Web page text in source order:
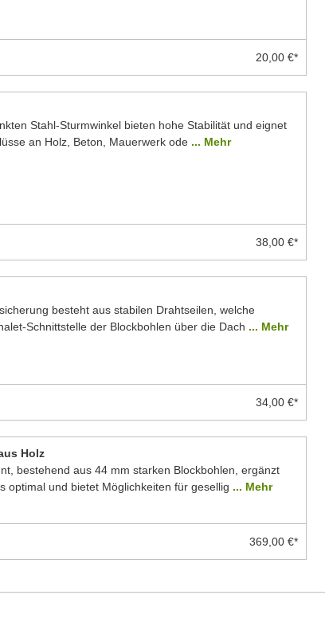
20,00 €*
Stahl-Sturmwinkel bieten hohe Stabilität und eignet
an Holz, Beton, Mauerwerk ode ... Mehr
38,00 €*
besteht aus stabilen Drahtseilen, welche
Schnittstelle der Blockbohlen über die Dach ... Mehr
34,00 €*
Holz
bestehend aus 44 mm starken Blockbohlen, ergänzt
optimal und bietet Möglichkeiten für gesellig ... Mehr
369,00 €*